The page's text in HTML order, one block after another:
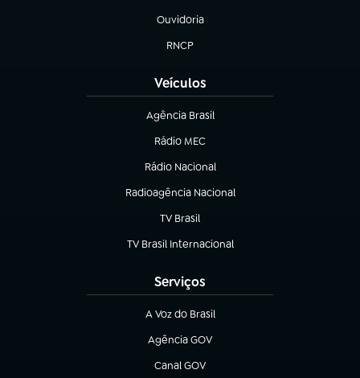
Ouvidoria
(abre em nova aba)
RNCP
(abre em nova aba)
Veículos
Agência Brasil
(abre em nova aba)
Rádio MEC
(abre em nova aba)
Rádio Nacional
Radioagência Nacional
(abre em nova aba)
TV Brasil
(abre em nova aba)
TV Brasil Internacional
(abre em nova aba)
Serviços
A Voz do Brasil
(abre em nova aba)
Agência GOV
(abre em nova aba)
Canal GOV
(abre em nova aba)